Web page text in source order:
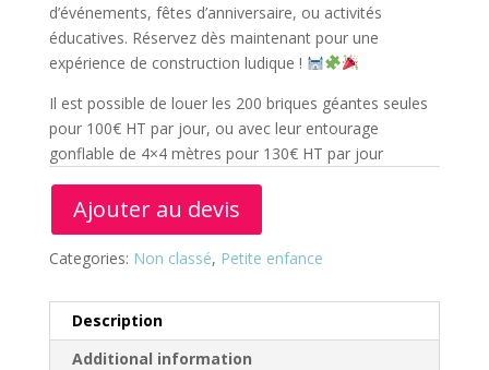
d’événements, fêtes d’anniversaire, ou activités
éducatives. Réservez dès maintenant pour une
expérience de construction ludique !
Il est possible de louer les 200 briques géantes seules
pour 100€ HT par jour, ou avec leur entourage
gonflable de 4×4 mètres pour 130€ HT par jour
Ajouter au devis
Categories: Non classé, Petite enfance
Description
Additional information